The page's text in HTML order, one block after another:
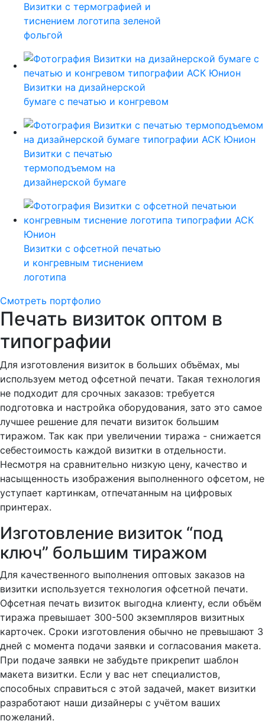
Визитки с термографией и
тиснением логотипа зеленой
фольгой
Визитки на дизайнерской
бумаге с печатью и конгревом
Визитки с печатью
термоподъемом на
дизайнерской бумаге
Визитки с офсетной печатью
и конгревным тиснением
логотипа
Смотреть портфолио
Печать визиток оптом в
типографии
Для изготовления визиток в больших объёмах, мы
используем метод офсетной печати. Такая технология
не подходит для срочных заказов: требуется
подготовка и настройка оборудования, зато это самое
лучшее решение для печати визиток большим
тиражом. Так как при увеличении тиража - снижается
себестоимость каждой визитки в отдельности.
Несмотря на сравнительно низкую цену, качество и
насыщенность изображения выполненного офсетом, не
уступает картинкам, отпечатанным на цифровых
принтерах.
Изготовление визиток “под
ключ” большим тиражом
Для качественного выполнения оптовых заказов на
визитки используется технология офсетной печати.
Офсетная печать визиток выгодна клиенту, если объём
тиража превышает 300-500 экземпляров визитных
карточек. Сроки изготовления обычно не превышают 3
дней с момента подачи заявки и согласования макета.
При подаче заявки не забудьте прикрепит шаблон
макета визитки. Если у вас нет специалистов,
способных справиться с этой задачей, макет визитки
разработают наши дизайнеры с учётом ваших
пожеланий.